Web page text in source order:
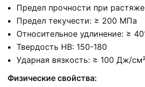
Предел прочности при
Предел текучести: ≥ 200 МПа
Относительное удлинение: ≥
Твердость HB: 150-180
Ударная вязкость: ≥ 100 Дж/см²
Физические свойства: